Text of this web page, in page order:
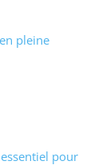
pleine
pour